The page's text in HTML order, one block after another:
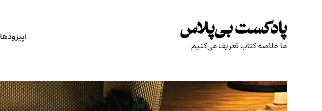
to
content
پادکست بی‌پلاس
ما خلاصه کتاب تعریف می‌کنیم
اپیزودها